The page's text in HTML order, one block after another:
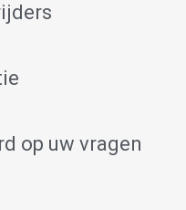
op uw vragen